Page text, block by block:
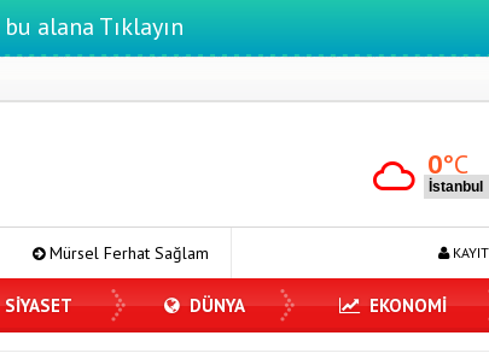
alana Tıklayın
0°C
Tek Rumeli Tv’de Marka Atölyesi Programına Konuk Oldu
SİYASET DÜNYA EKONOMİ